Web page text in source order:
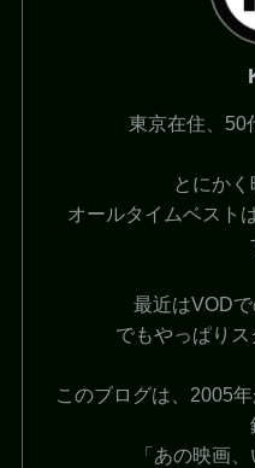
東京在住、50
とにかく
オールタイムベスト
最近はVODで
でもやっぱりス
このブログは、2005
「あの映画